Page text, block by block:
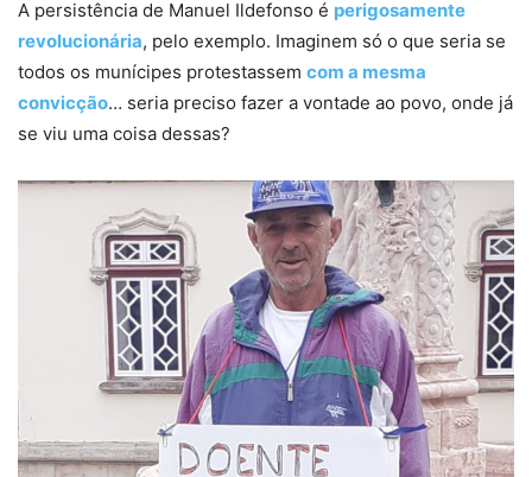
A persistência de Manuel Ildefonso é perigosamente
revolucionária, pelo exemplo. Imaginem só o que seria se
todos os munícipes protestassem com a mesma
convicção… seria preciso fazer a vontade ao povo, onde já
se viu uma coisa dessas?